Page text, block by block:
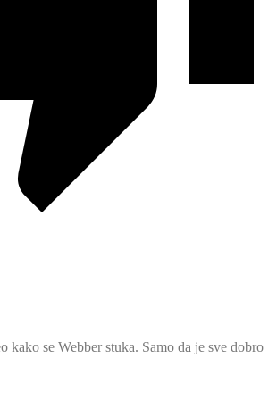
kako se Webber stuka. Samo da je sve dobro